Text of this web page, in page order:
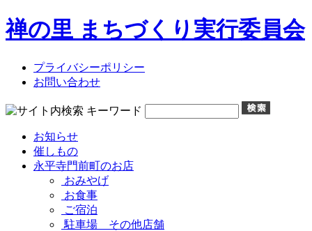
禅の里 まちづくり実行委員会
プライバシーポリシー
お問い合わせ
お知らせ
催しもの
永平寺門前町のお店
おみやげ
お食事
ご宿泊
駐車場 その他店舗